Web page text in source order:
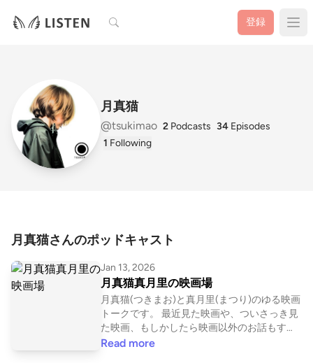
検索 登録
月真猫
@tsukimao 2 Podcasts 34 Episodes
1 Following
月真猫さんのポッドキャスト
Jan 13, 2026
月真猫真月里の映画場
月真猫(つきまお)と真月里(まつり)のゆる映画
トークです。 最近見た映画や、ついさっき見
た映画、もしかしたら映画以外のお話もする
かも？ ゆるくいきたいのかしっかりしたいの
Read more